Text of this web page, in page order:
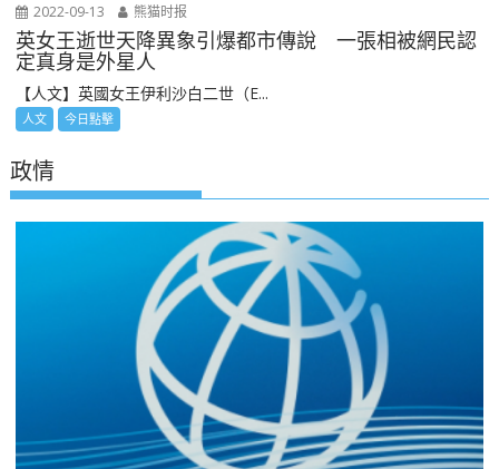
2022-09-13 熊猫时报
英女王逝世天降異象引爆都市傳說 一張相被網民認
定真身是外星人
【人文】英國女王伊利沙白二世（E...
人文 今日點擊
政情